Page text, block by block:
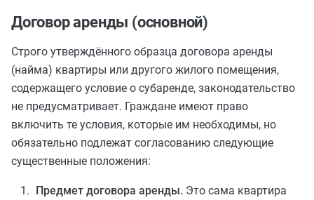
Договор аренды (основной)
Строго утверждённого образца договора аренды
(найма) квартиры или другого жилого помещения,
содержащего условие о субаренде, законодательство
не предусматривает. Граждане имеют право
включить те условия, которые им необходимы, но
обязательно подлежат согласованию следующие
существенные положения:
Предмет договора аренды. Это сама квартира